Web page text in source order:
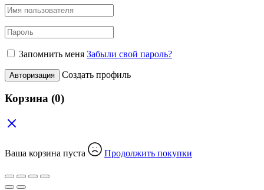
Запомнить меня Забыли свой пароль?
Авторизация Создать профиль
Корзина (0)
Ваша корзина пуста Продолжить покупки